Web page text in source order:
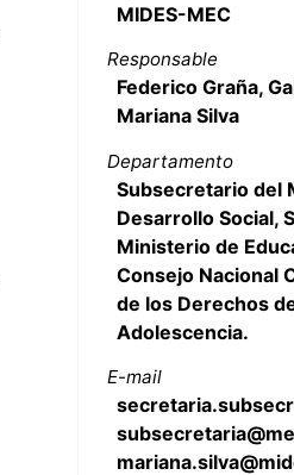
MIDES-MEC
Responsable
Federico Graña,
Mariana Silva
Departamento
Subsecretario del
Desarrollo Social,
Ministerio de
Consejo Nacional
de los Derechos
Adolescencia.
E-mail